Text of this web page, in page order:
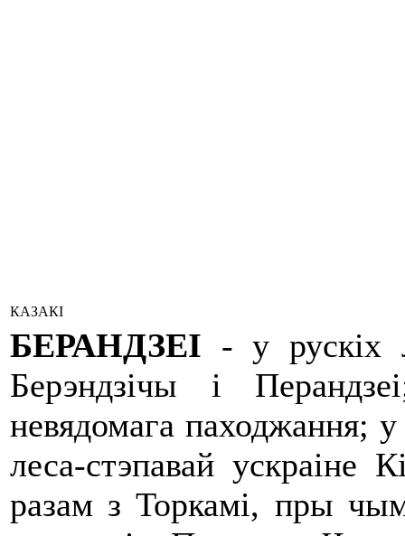
КАЗАКІ
БЕРАНДЗЕІ - у рускіх
Берэндзічы і
невядомага паходжання;
леса-стэпавай ускраіне
разам з Торкамі, пры